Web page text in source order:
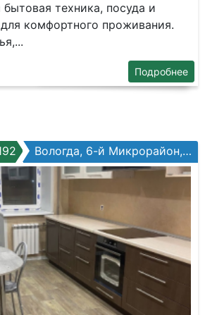
техника, посуда и
комфортного проживания.
Подробнее
Вологда, 6-й Микрорайон, Беляева ул, №32к1